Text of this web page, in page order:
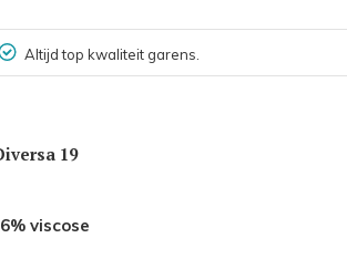
Altijd top kwaliteit garens.
19
26% viscose